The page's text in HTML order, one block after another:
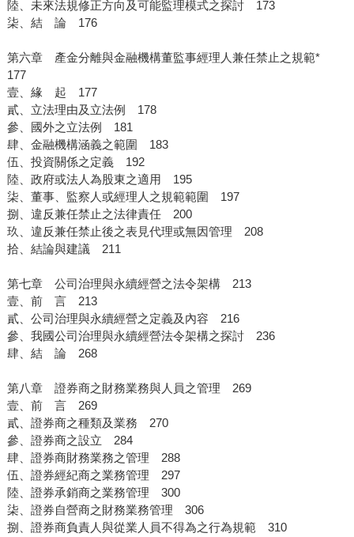
陸、未來法規修正方向及可能監理模式之探討 173
柒、結 論 176
第六章 產金分離與金融機構董監事經理人兼任禁止之規範*
177
壹、緣 起 177
貳、立法理由及立法例 178
參、國外之立法例 181
肆、金融機構涵義之範圍 183
伍、投資關係之定義 192
陸、政府或法人為股東之適用 195
柒、董事、監察人或經理人之規範範圍 197
捌、違反兼任禁止之法律責任 200
玖、違反兼任禁止後之表見代理或無因管理 208
拾、結論與建議 211
第七章 公司治理與永續經營之法令架構 213
壹、前 言 213
貳、公司治理與永續經營之定義及內容 216
參、我國公司治理與永續經營法令架構之探討 236
肆、結 論 268
第八章 證券商之財務業務與人員之管理 269
壹、前 言 269
貳、證券商之種類及業務 270
參、證券商之設立 284
肆、證券商財務業務之管理 288
伍、證券經紀商之業務管理 297
陸、證券承銷商之業務管理 300
柒、證券自營商之財務業務管理 306
捌、證券商負責人與從業人員不得為之行為規範 310